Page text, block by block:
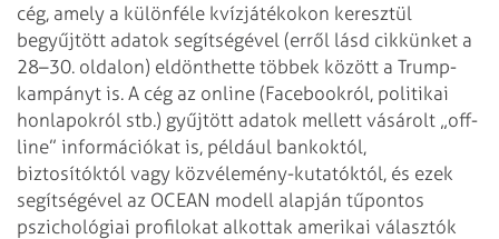
cég, amely a különféle kvízjátékokon keresztül
begyűjtött adatok segítségével (erről lásd cikkünket a
28–30. oldalon) eldönthette többek között a Trump-
kampányt is. A cég az online (Facebookról, politikai
honlapokról stb.) gyűjtött adatok mellett vásárolt „off­
line” információkat is, például bankoktól,
biztosítóktól vagy közvélemény-kutatóktól, és ezek
segítségével az OCEAN modell alapján tűpontos
pszichológiai profilokat alkottak amerikai választók